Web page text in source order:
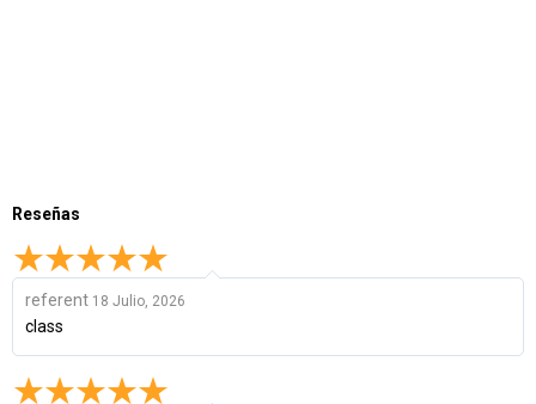
Reseñas
referent 18 Julio, 2026
class